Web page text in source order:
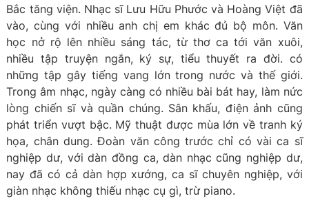
Bắc tăng viện. Nhạc sĩ Lưu Hữu Phước và Hoàng Việt đã
vào, cùng với nhiều anh chị em khác đủ bộ môn. Văn
học nở rộ lên nhiều sáng tác, từ thơ ca tới văn xuôi,
nhiều tập truyện ngắn, ký sự, tiểu thuyết ra đời. có
những tập gây tiếng vang lớn trong nước và thế giới.
Trong âm nhạc, ngày càng có nhiều bài bát hay, làm nức
lòng chiến sĩ và quần chúng. Sân khấu, điện ảnh cũng
phát triển vượt bậc. Mỹ thuật được mùa lớn về tranh ký
họa, chân dung. Đoàn văn công trước chỉ có vài ca sĩ
nghiệp dư, với dàn đồng ca, dàn nhạc cũng nghiệp dư,
nay đã có cả dàn hợp xướng, ca sĩ chuyên nghiệp, với
giàn nhạc không thiếu nhạc cụ gì, trừ piano.